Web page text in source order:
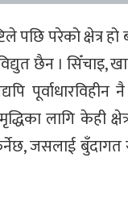
पछि परेको क्षेत्र
छैन । सिँचाइ,
पूर्वाधारविहीन
लागि केही
जसलाई बुँदागत